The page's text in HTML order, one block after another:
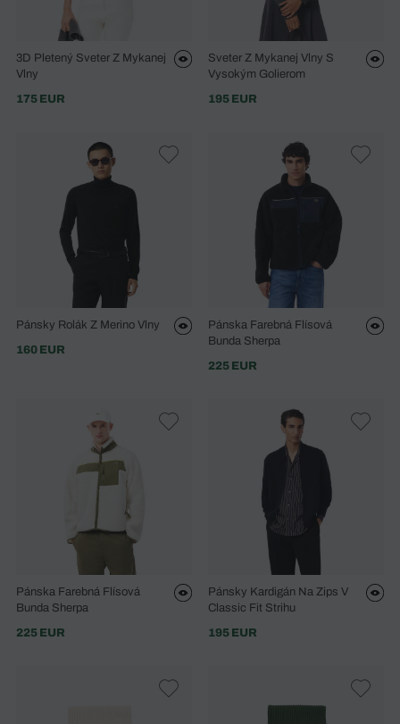
3D Pletený Sveter Z Mykanej
Vlny
175 EUR
Sveter Z Mykanej Vlny S
Vysokým Golierom
195 EUR
Pánsky Rolák Z Merino Vlny
160 EUR
Pánska Farebná Flísová
Bunda Sherpa
225 EUR
Pánska Farebná Flísová
Bunda Sherpa
225 EUR
Pánsky Kardigán Na Zips V
Classic Fit Strihu
195 EUR